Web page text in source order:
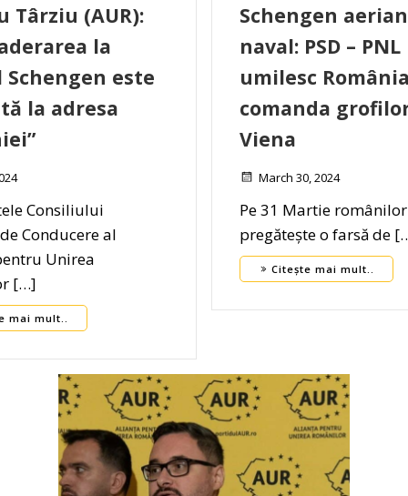
Târziu (AUR):
la
este
la adresa
Consiliului
Conducere al
Unirea
[…]
mai mult..
Schengen
naval: PSD – PNL
umilesc
comanda
Viena
March 30, 2024
Pe 31 Martie
pregătește o farsă de
Citește mai mult..